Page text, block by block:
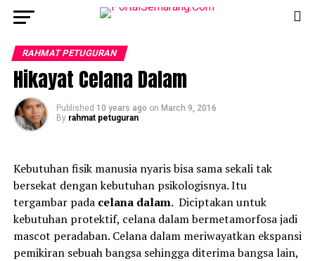
RAHMAT PETUGURAN
Hikayat Celana Dalam
Published 10 years ago on March 9, 2016
By rahmat petuguran
Kebutuhan fisik manusia nyaris bisa sama sekali tak
bersekat dengan kebutuhan psikologisnya. Itu
tergambar pada celana dalam. Diciptakan untuk
kebutuhan protektif, celana dalam bermetamorfosa jadi
mascot peradaban. Celana dalam meriwayatkan ekspansi
pemikiran sebuah bangsa sehingga diterima bangsa lain,